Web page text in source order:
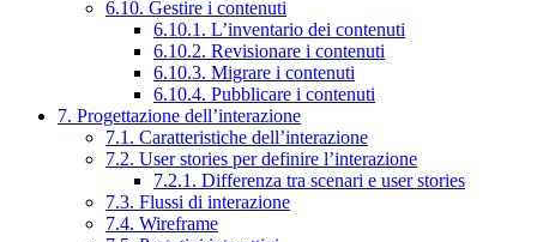
6.10. Gestire i contenuti
6.10.1. L’inventario dei contenuti
6.10.2. Revisionare i contenuti
6.10.3. Migrare i contenuti
6.10.4. Pubblicare i contenuti
7. Progettazione dell’interazione
7.1. Caratteristiche dell’interazione
7.2. User stories per definire l’interazione
7.2.1. Differenza tra scenari e user stories
7.3. Flussi di interazione
7.4. Wireframe